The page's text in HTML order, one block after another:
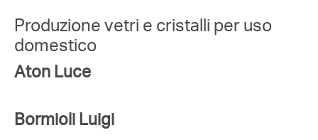
Produzione vetri e cristalli per uso
domestico
Aton Luce
Bormioli Luigi